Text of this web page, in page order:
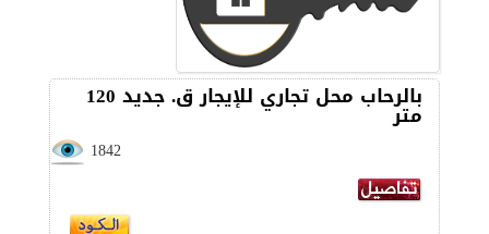
بالرحاب محل تجاري للإيجار ق. جديد 120
متر
1842